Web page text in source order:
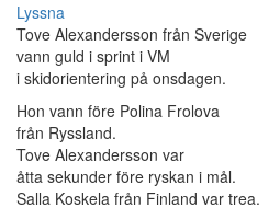
Lyssna
Tove Alexandersson från Sverige
vann guld i sprint i VM
i skidorientering på onsdagen.
Hon vann före Polina Frolova
från Ryssland.
Tove Alexandersson var
åtta sekunder före ryskan i mål.
Salla Koskela från Finland var trea.